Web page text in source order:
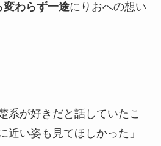
変わらず一途にりおへの想い
系が好きだと話していたこ
近い姿も見てほしかった」